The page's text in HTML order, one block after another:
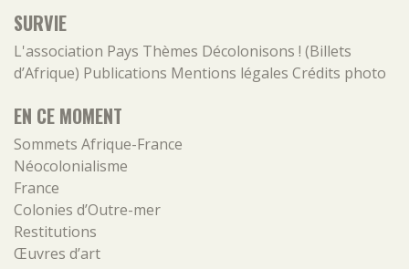
SURVIE
L'association Pays Thèmes Décolonisons ! (Billets
d’Afrique) Publications Mentions légales Crédits photo
EN CE MOMENT
Sommets Afrique-France
Néocolonialisme
France
Colonies d’Outre-mer
Restitutions
Œuvres d’art